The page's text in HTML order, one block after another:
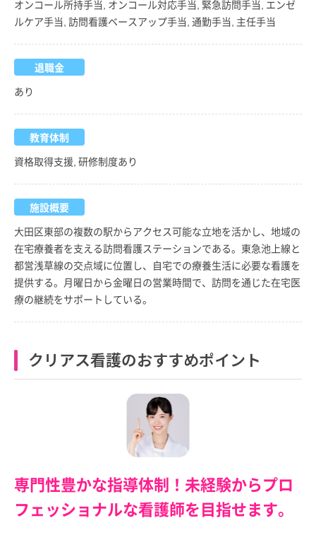
オンコール所持手当, オンコール対応手当, 緊急訪問手当, エンゼ
ルケア手当, 訪問看護ベースアップ手当, 通勤手当, 主任手当
退職金
あり
教育体制
資格取得支援, 研修制度あり
施設概要
大田区東部の複数の駅からアクセス可能な立地を活かし、地域の
在宅療養者を支える訪問看護ステーションである。東急池上線と
都営浅草線の交点域に位置し、自宅での療養生活に必要な看護を
提供する。月曜日から金曜日の営業時間で、訪問を通じた在宅医
療の継続をサポートしている。
クリアス看護のおすすめポイント
専門性豊かな指導体制！未経験からプロ
フェッショナルな看護師を目指せます。